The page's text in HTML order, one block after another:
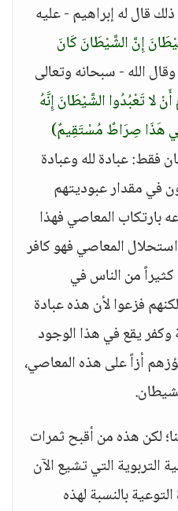
قال له إبراهيم - عليه
إِنَّ الشَّيْطَانَ كَانَ
وقال الله - سبحانه وتعالى
لا تَعْبُدُوا الشَّيْطَانَ إِنَّهُ
هَذَا صِرَاطٌ مُسْتَقِيمٌ)
فقط: عبادة لله وعبادة
في مقدار عبوديتهم
بارتكاب المعاصي فهذا
المعاصي فهو كافر
كثيراً من الناس في
فزعوا لأن هذه عبادة
يقع في هذا الوجود
أزاً على هذه المعاصي،
لكن هذه من أقبح ثمرات
التربوية التي تشيع الآن
بالنسبة لهذه